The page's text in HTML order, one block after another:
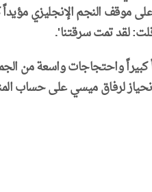
موقف النجم الإنجليزي مؤيداً
لقد تمت سرقتنا'.
كبيراً واحتجاجات واسعة من
لرفاق ميسي على حساب